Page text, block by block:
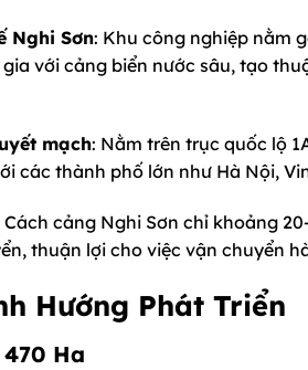
Nghi Sơn: Khu công nghiệp nằm
với cảng biển nước sâu, tạo
mạch: Nằm trên trục quốc lộ
các thành phố lớn như Hà Nội,
Cách cảng Nghi Sơn chỉ khoảng
thuận lợi cho việc vận chuyển
Hướng Phát Triển
Ha